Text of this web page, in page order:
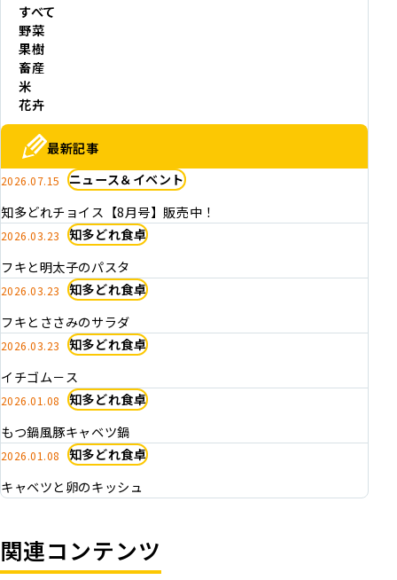
すべて
野菜
果樹
畜産
米
花卉
最新記事
2026.07.15 ニュース＆イベント
知多どれチョイス【8月号】販売中！
2026.03.23 知多どれ食卓
フキと明太子のパスタ
2026.03.23 知多どれ食卓
フキとささみのサラダ
2026.03.23 知多どれ食卓
イチゴム－ス
2026.01.08 知多どれ食卓
もつ鍋風豚キャベツ鍋
2026.01.08 知多どれ食卓
キャベツと卵のキッシュ
関連コンテンツ